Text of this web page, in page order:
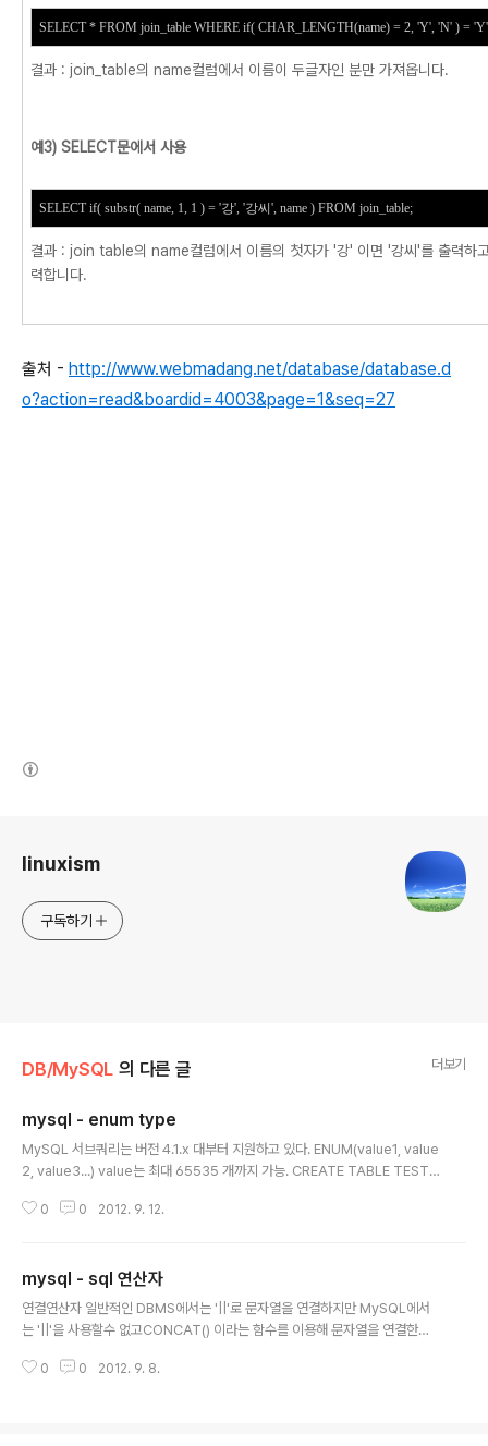
SELECT * FROM join_table WHERE if( CHAR_LENGTH(name) = 2, 'Y', 'N' ) =
결과 : join_table의 name컬럼에서 이름이 두글자인 분만 가져옵니다.
예3) SELECT문에서 사용
SELECT if( substr( name, 1, 1 ) = '강', '강씨', name ) FROM join_table;
결과 : join table의 name컬럼에서 이름의 첫자가 '강' 이면 '강씨'를 출력하
력합니다.
출처 - http://www.webmadang.net/database/database.d
o?action=read&boardid=4003&page=1&seq=27
linuxism
구독하기
DB/MySQL 의 다른 글 더보기
mysql - enum type
MySQL 서브쿼리는 버전 4.1.x 대부터 지원하고 있다. ENUM(value1, value
2, value3...) value는 최대 65535 개까지 가능. CREATE TABLE TEST (
'AC01', 'AD01', 'AD99') ) INSERT INTO TEST VALUES ('test1', '테스트
uth_code ------------------------..
0 0 2012. 9. 12.
mysql - sql 연산자
연결연산자 일반적인 DBMS에서는 '||'로 문자열을 연결하지만 MySQL에서
는 '||'을 사용할수 없고CONCAT() 이라는 함수를 이용해 문자열을 연결한다.
-- 위의 쿼리후에 cdatetime 컬럼값에는 1만 들어간다.(잘못된 쿼리)update
0 0 2012. 9. 8.